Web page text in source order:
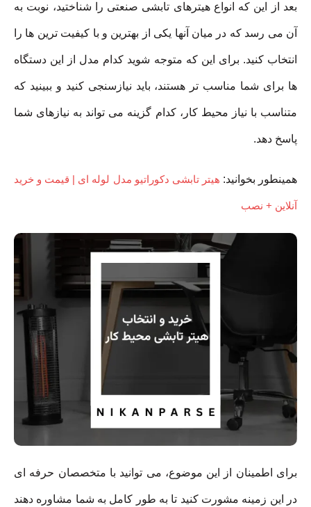
بعد از این که انواع هیترهای تابشی صنعتی را شناختید، نوبت به
آن می رسد که در میان آنها یکی از بهترین و با کیفیت ترین ها را
انتخاب کنید. برای این که متوجه شوید کدام مدل از این دستگاه
ها برای شما مناسب تر هستند، باید نیازسنجی کنید و ببینید که
متناسب با نیاز محیط کار، کدام گزینه می تواند به نیازهای شما
پاسخ دهد.
همینطور بخوانید: هیتر تابشی دکوراتیو مدل لوله ای | قیمت و خرید
آنلاین + نصب
برای اطمینان از این موضوع، می توانید با متخصصان حرفه ای
در این زمینه مشورت کنید تا به طور کامل به شما مشاوره دهند